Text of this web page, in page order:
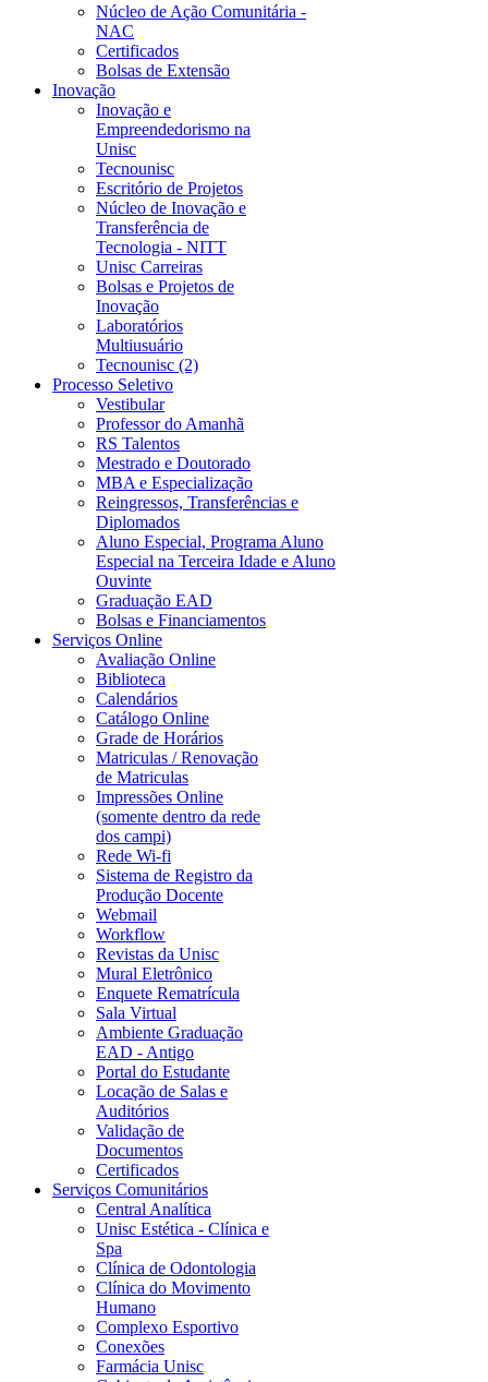
Núcleo de Ação Comunitária -
NAC
Certificados
Bolsas de Extensão
Inovação
Inovação e
Empreendedorismo na
Unisc
Tecnounisc
Escritório de Projetos
Núcleo de Inovação e
Transferência de
Tecnologia - NITT
Unisc Carreiras
Bolsas e Projetos de
Inovação
Laboratórios
Multiusuário
Tecnounisc (2)
Processo Seletivo
Vestibular
Professor do Amanhã
RS Talentos
Mestrado e Doutorado
MBA e Especialização
Reingressos, Transferências e
Diplomados
Aluno Especial, Programa Aluno
Especial na Terceira Idade e Aluno
Ouvinte
Graduação EAD
Bolsas e Financiamentos
Serviços Online
Avaliação Online
Biblioteca
Calendários
Catálogo Online
Grade de Horários
Matriculas / Renovação
de Matriculas
Impressões Online
(somente dentro da rede
dos campi)
Rede Wi-fi
Sistema de Registro da
Produção Docente
Webmail
Workflow
Revistas da Unisc
Mural Eletrônico
Enquete Rematrícula
Sala Virtual
Ambiente Graduação
EAD - Antigo
Portal do Estudante
Locação de Salas e
Auditórios
Validação de
Documentos
Certificados
Serviços Comunitários
Central Analítica
Unisc Estética - Clínica e
Spa
Clínica de Odontologia
Clínica do Movimento
Humano
Complexo Esportivo
Conexões
Farmácia Unisc